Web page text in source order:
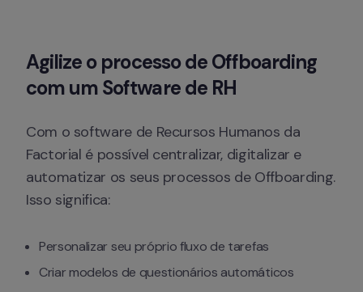
Agilize o processo de Offboarding
com um Software de RH
Com o software de Recursos Humanos da
Factorial é possível centralizar, digitalizar e
automatizar os seus processos de Offboarding.
Isso significa:
Personalizar seu próprio fluxo de tarefas
Criar modelos de questionários automáticos